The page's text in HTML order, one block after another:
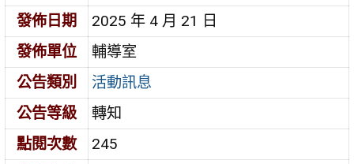
發佈日期
2025 年 4 月 21 日
發佈單位
輔導室
公告類別
活動訊息
公告等級
轉知
點閱次數
245